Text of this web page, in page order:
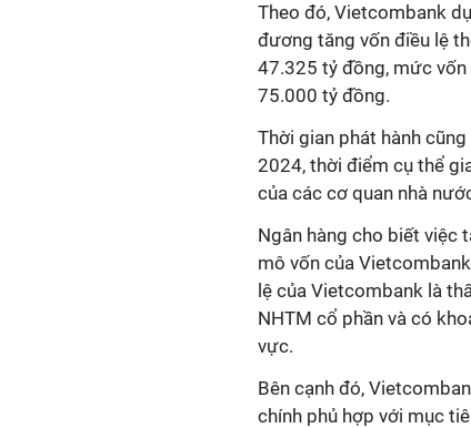
Theo đó, Vietcombank
đương tăng vốn điều lệ
47.325 tỷ đồng, mức vốn
75.000 tỷ đồng.
Thời gian phát hành
2024, thời điểm cụ thể
của các cơ quan nhà
Ngân hàng cho biết việc
mô vốn của
lệ của Vietcombank là
NHTM cổ phần và có
vực.
Bên cạnh đó,
chính phủ hợp với mục